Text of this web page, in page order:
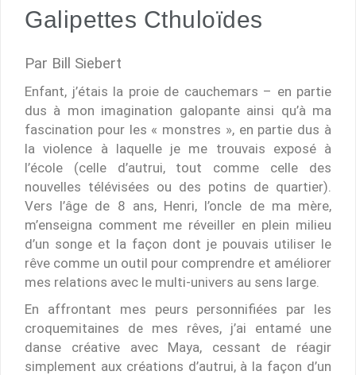
Galipettes Cthuloïdes
Par Bill Siebert
Enfant, j’étais la proie de cauchemars – en partie
dus à mon imagination galopante ainsi qu’à ma
fascination pour les « monstres », en partie dus à
la violence à laquelle je me trouvais exposé à
l’école (celle d’autrui, tout comme celle des
nouvelles télévisées ou des potins de quartier).
Vers l’âge de 8 ans, Henri, l’oncle de ma mère,
m’enseigna comment me réveiller en plein milieu
d’un songe et la façon dont je pouvais utiliser le
rêve comme un outil pour comprendre et améliorer
mes relations avec le multi-univers au sens large.
En affrontant mes peurs personnifiées par les
croquemitaines de mes rêves, j’ai entamé une
danse créative avec Maya, cessant de réagir
simplement aux créations d’autrui, à la façon d’un